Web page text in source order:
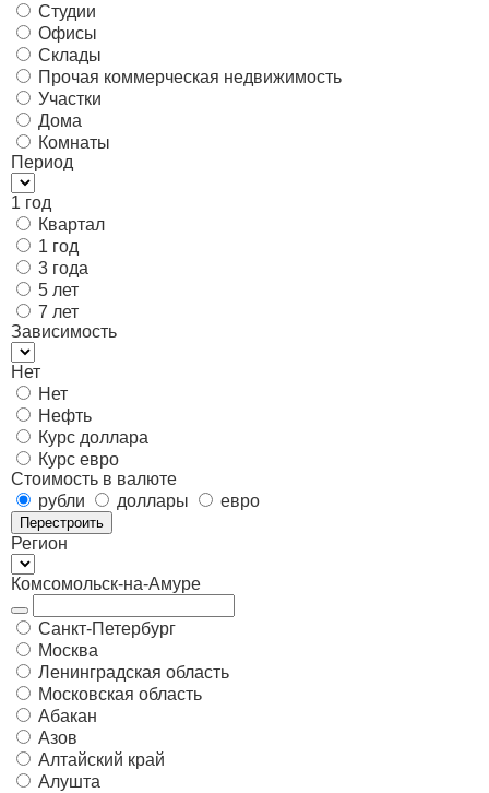
Студии
Офисы
Склады
Прочая коммерческая недвижимость
Участки
Дома
Комнаты
Период
1 год
Квартал
1 год
3 года
5 лет
7 лет
Зависимость
Нет
Нет
Нефть
Курс доллара
Курс евро
Стоимость в валюте
рубли
доллары евро
Перестроить
Регион
Комсомольск-на-Амуре
Санкт-Петербург
Москва
Ленинградская область
Московская область
Абакан
Азов
Алтайский край
Алушта